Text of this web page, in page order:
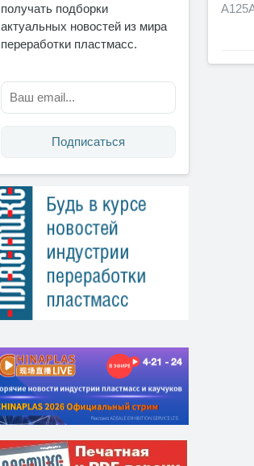
получать подборки
актуальных новостей из мира
переработки пластмасс.
Подписаться